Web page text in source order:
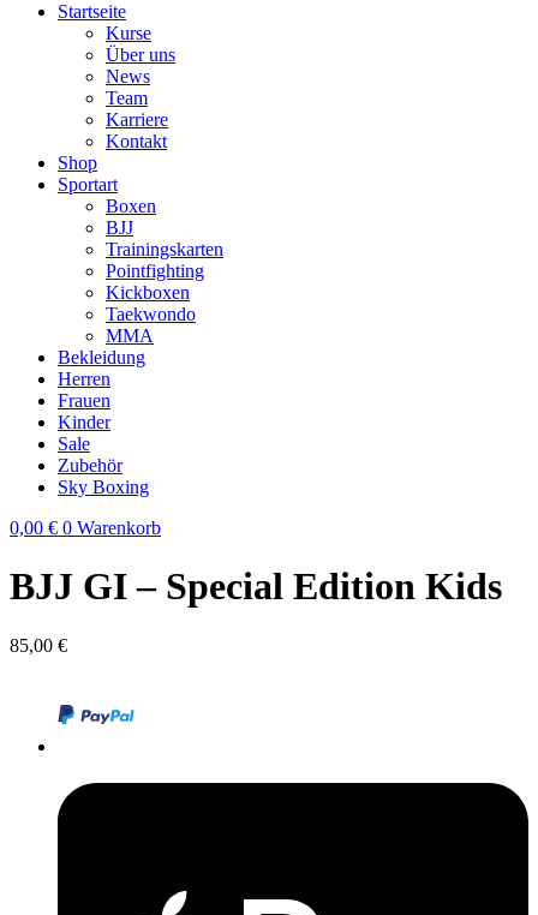
Startseite
Kurse
Über uns
News
Team
Karriere
Kontakt
Shop
Sportart
Boxen
BJJ
Trainingskarten
Pointfighting
Kickboxen
Taekwondo
MMA
Bekleidung
Herren
Frauen
Kinder
Sale
Zubehör
Sky Boxing
0,00 € 0 Warenkorb
BJJ GI – Special Edition Kids
85,00 €